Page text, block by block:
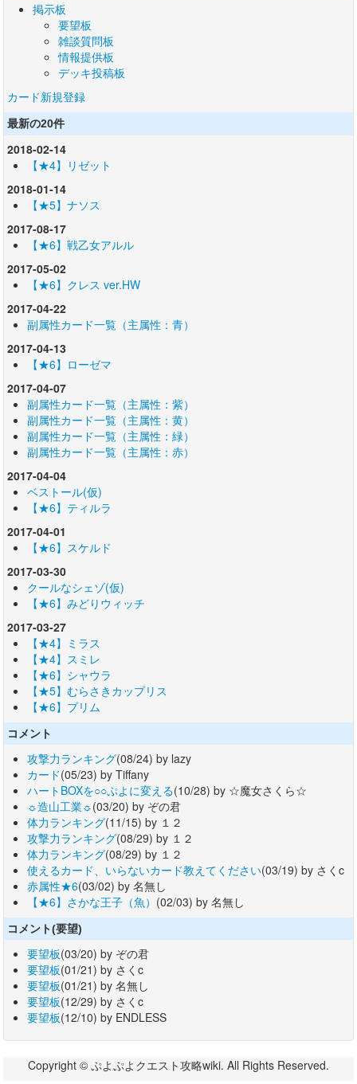
掲示板
要望板
雑談質問板
情報提供板
デッキ投稿板
カード新規登録
最新の20件
2018-02-14
【★4】リゼット
2018-01-14
【★5】ナソス
2017-08-17
【★6】戦乙女アルル
2017-05-02
【★6】クレス ver.HW
2017-04-22
副属性カード一覧（主属性：青）
2017-04-13
【★6】ローゼマ
2017-04-07
副属性カード一覧（主属性：紫）
副属性カード一覧（主属性：黄）
副属性カード一覧（主属性：緑）
副属性カード一覧（主属性：赤）
2017-04-04
ベストール(仮)
【★6】ティルラ
2017-04-01
【★6】スケルド
2017-03-30
クールなシェゾ(仮)
【★6】みどりウィッチ
2017-03-27
【★4】ミラス
【★4】スミレ
【★6】シャウラ
【★5】むらさきカップリス
【★6】プリム
コメント
攻撃力ランキング(08/24) by lazy
カード(05/23) by Tiffany
ハートBOXを○○ぷよに変える(10/28) by ☆魔女さくら☆
☼造山工業☼(03/20) by ぞの君
体力ランキング(11/15) by １２
攻撃力ランキング(08/29) by １２
体力ランキング(08/29) by １２
使えるカード、いらないカード教えてください(03/19) by さくc
赤属性★6(03/02) by 名無し
【★6】さかな王子（魚） (02/03) by 名無し
コメント(要望)
要望板(03/20) by ぞの君
要望板(01/21) by さくc
要望板(01/21) by 名無し
要望板(12/29) by さくc
要望板(12/10) by ENDLESS
Copyright © ぷよぷよクエスト攻略wiki. All Rights Reserved.